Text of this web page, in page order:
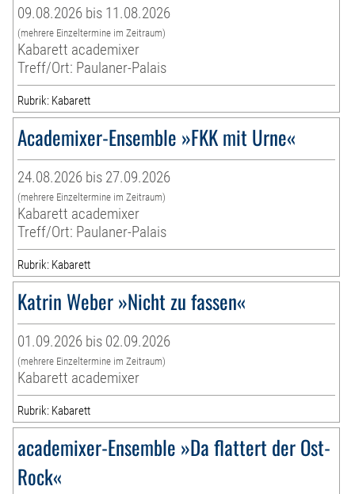
09.08.2026 bis 11.08.2026
(mehrere Einzeltermine im Zeitraum)
Kabarett academixer
Treff/Ort: Paulaner-Palais
Rubrik: Kabarett
Academixer-Ensemble »FKK mit Urne«
24.08.2026 bis 27.09.2026
(mehrere Einzeltermine im Zeitraum)
Kabarett academixer
Treff/Ort: Paulaner-Palais
Rubrik: Kabarett
Katrin Weber »Nicht zu fassen«
01.09.2026 bis 02.09.2026
(mehrere Einzeltermine im Zeitraum)
Kabarett academixer
Rubrik: Kabarett
academixer-Ensemble »Da flattert der Ost-
Rock«